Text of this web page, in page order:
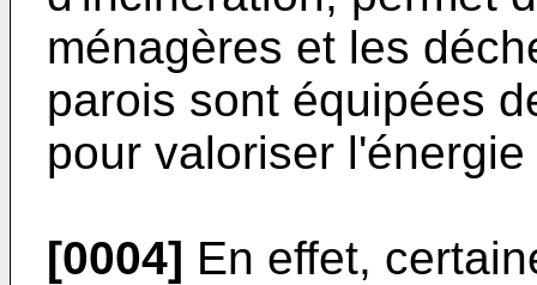
ménagères et les
parois sont équipées
pour valoriser
[0004] En effet,